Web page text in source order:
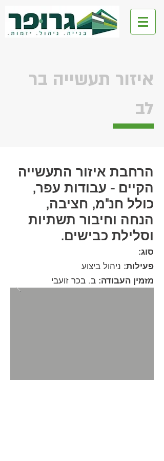
גרופר ליצד
הרחבת איזור התעשייה
הקיים - עבודות עפר,
כולל חנ"מ, חציבה,
הנחה וחיבור תשתיות
וסלילת כבישים.
סוג:
פעילות: ניהול ביצוע
מזמין העבודה: ב. בכר זועבי
איזור תעשייה בר
לב